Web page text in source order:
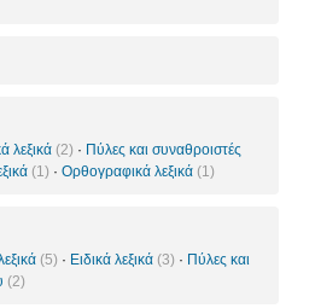
λεξικά (2) · Πύλες και συναθροιστές
(1) · Ορθογραφικά λεξικά (1)
(5) · Ειδικά λεξικά (3) · Πύλες και
(2)